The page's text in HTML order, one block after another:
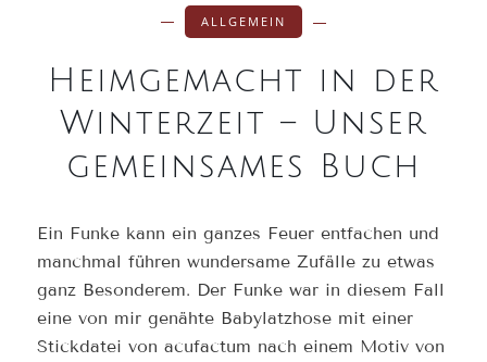
ALLGEMEIN
Heimgemacht in der
Winterzeit – Unser
gemeinsames Buch
Ein Funke kann ein ganzes Feuer entfachen und
manchmal führen wundersame Zufälle zu etwas
ganz Besonderem. Der Funke war in diesem Fall
eine von mir genähte Babylatzhose mit einer
Stickdatei von acufactum nach einem Motiv von